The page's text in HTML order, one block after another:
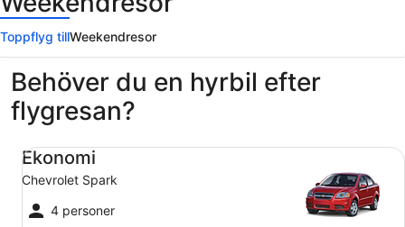
Toppflyg tillWeekendresor
Behöver du en hyrbil efter
flygresan?
Ekonomi
Chevrolet Spark
4 personer
Ekonomi Chevrolet Spark